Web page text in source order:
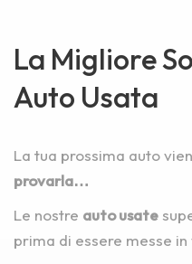
La Migliore
Auto Usata
La tua prossima auto
provarla…
Le nostre auto usate
prima di essere messe in